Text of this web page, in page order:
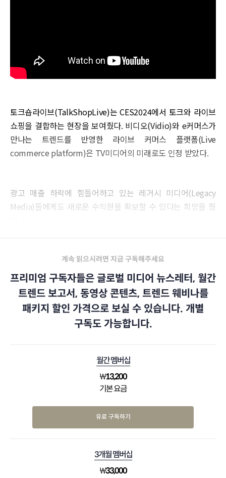
토크숍라이브(TalkShopLive)는 CES2024에서 토크와 라이브
쇼핑을 결합하는 현장을 보여줬다. 비디오(Vidio)와 e커머스가
만나는 트렌드를 반영한 라이브 커머스 플랫폼(Live
commerce platform)은 TV미디어의 미래로도 인정 받았다.
광고 매출 하락에 힘들어하고 있는 레거시 미디어(Legacy
Media)들에게도 새로운 수익원을 확보할 수 있다는 희망을 줬
계속 읽으시려면 지금 구독해주세요
프리미엄 구독자들은 글로벌 미디어 뉴스레터, 월간
트렌드 보고서, 동영상 콘텐츠, 트렌드 웨비나를
패키지 할인 가격으로 보실 수 있습니다. 개별
구독도 가능합니다.
월간 멤버십
₩13,200
기본 요금
유료 구독하기
3개월 멤버십
₩33,000